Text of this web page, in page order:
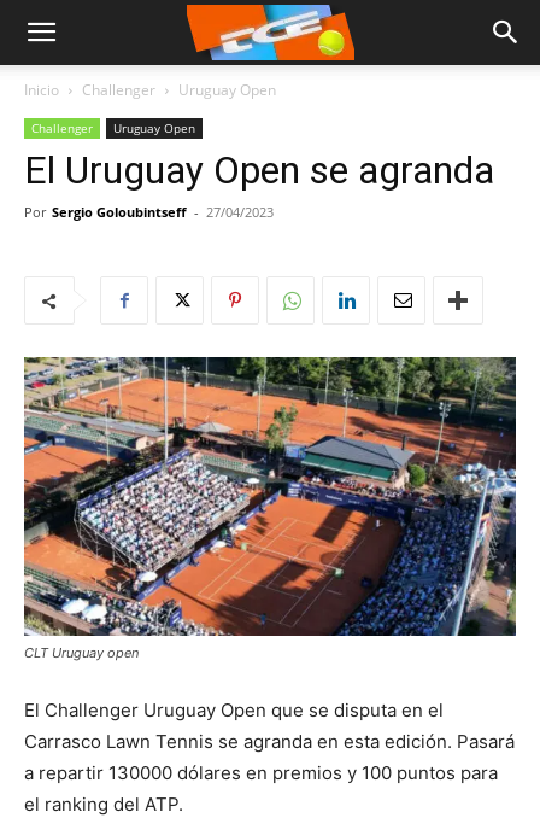
Inicio Challenger Uruguay Open
Challenger Uruguay Open
El Uruguay Open se agranda
Por Sergio Goloubintseff - 27/04/2023
CLT Uruguay open
El Challenger Uruguay Open que se disputa en el
Carrasco Lawn Tennis se agranda en esta edición. Pasará
a repartir 130000 dólares en premios y 100 puntos para
el ranking del ATP.